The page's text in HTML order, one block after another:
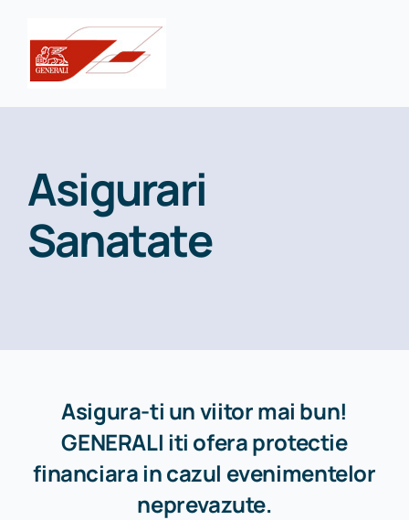
content
Asigurari
Sanatate
Asigura-ti un viitor mai bun!
GENERALI iti ofera protectie
financiara in cazul evenimentelor
neprevazute.